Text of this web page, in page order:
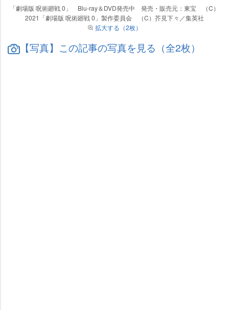
「劇場版 呪術廻戦 0」 Blu-ray＆DVD発売中 発売・販売元：東宝 （C）
2021「劇場版 呪術廻戦 0」製作委員会 （C）芥見下々／集英社
拡大する（2枚）
【写真】この記事の写真を見る（全2枚）